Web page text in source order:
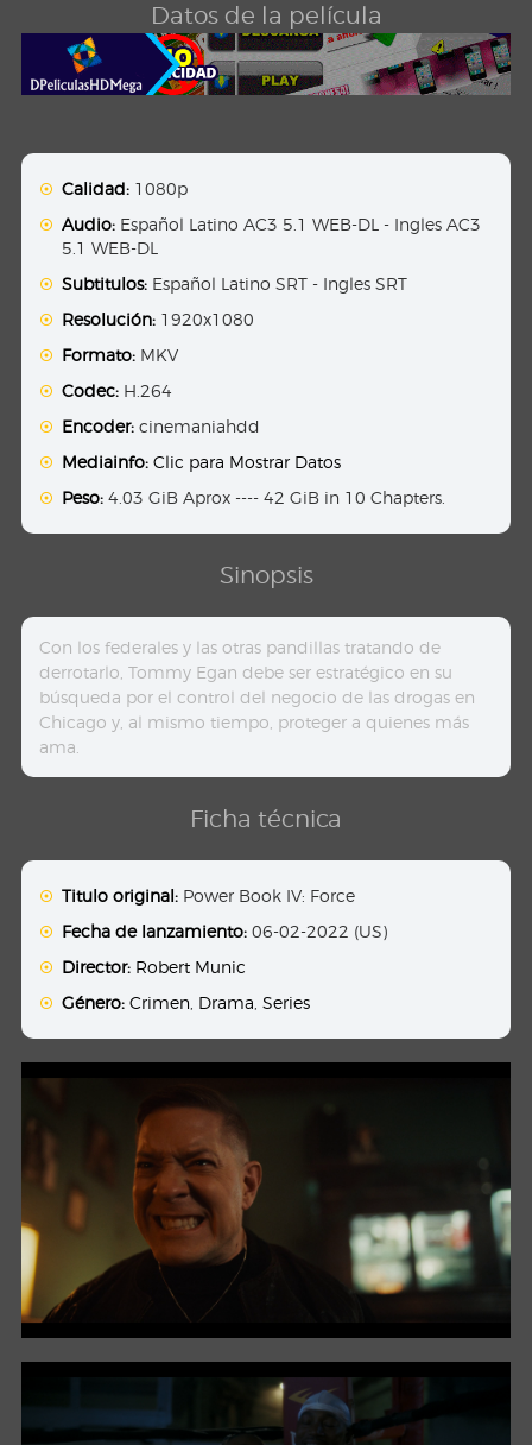
Datos de la película
Calidad: 1080p
Audio: Español Latino AC3 5.1 WEB-DL - Ingles AC3
5.1 WEB-DL
Subtitulos: Español Latino SRT - Ingles SRT
Resolución: 1920x1080
Formato: MKV
Codec: H.264
Encoder: cinemaniahdd
Mediainfo: Clic para Mostrar Datos
Peso: 4.03 GiB Aprox ---- 42 GiB in 10 Chapters.
Sinopsis
Con los federales y las otras pandillas tratando de
derrotarlo, Tommy Egan debe ser estratégico en su
búsqueda por el control del negocio de las drogas en
Chicago y, al mismo tiempo, proteger a quienes más
ama.
Ficha técnica
Titulo original: Power Book IV: Force
Fecha de lanzamiento: 06-02-2022 (US)
Director: Robert Munic
Género: Crimen, Drama,Series